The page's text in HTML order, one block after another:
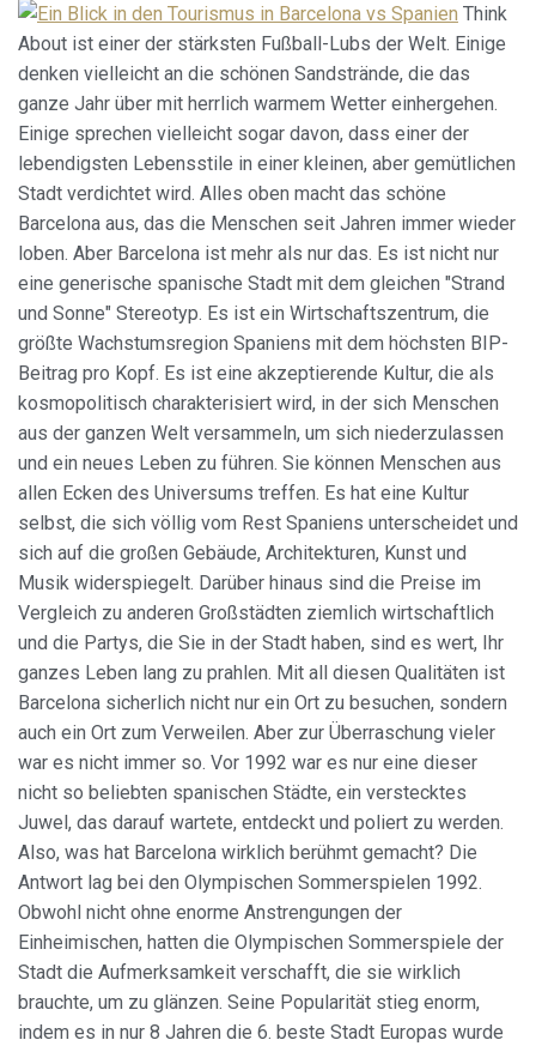
Think
About ist einer der stärksten Fußball-Lubs der Welt. Einige
denken vielleicht an die schönen Sandstrände, die das
ganze Jahr über mit herrlich warmem Wetter einhergehen.
Einige sprechen vielleicht sogar davon, dass einer der
lebendigsten Lebensstile in einer kleinen, aber gemütlichen
Stadt verdichtet wird. Alles oben macht das schöne
Barcelona aus, das die Menschen seit Jahren immer wieder
loben. Aber Barcelona ist mehr als nur das. Es ist nicht nur
eine generische spanische Stadt mit dem gleichen "Strand
und Sonne" Stereotyp. Es ist ein Wirtschaftszentrum, die
größte Wachstumsregion Spaniens mit dem höchsten BIP-
Beitrag pro Kopf. Es ist eine akzeptierende Kultur, die als
kosmopolitisch charakterisiert wird, in der sich Menschen
aus der ganzen Welt versammeln, um sich niederzulassen
und ein neues Leben zu führen. Sie können Menschen aus
allen Ecken des Universums treffen. Es hat eine Kultur
selbst, die sich völlig vom Rest Spaniens unterscheidet und
sich auf die großen Gebäude, Architekturen, Kunst und
Musik widerspiegelt. Darüber hinaus sind die Preise im
Vergleich zu anderen Großstädten ziemlich wirtschaftlich
und die Partys, die Sie in der Stadt haben, sind es wert, Ihr
ganzes Leben lang zu prahlen. Mit all diesen Qualitäten ist
Barcelona sicherlich nicht nur ein Ort zu besuchen, sondern
auch ein Ort zum Verweilen. Aber zur Überraschung vieler
war es nicht immer so. Vor 1992 war es nur eine dieser
nicht so beliebten spanischen Städte, ein verstecktes
Juwel, das darauf wartete, entdeckt und poliert zu werden.
Also, was hat Barcelona wirklich berühmt gemacht? Die
Antwort lag bei den Olympischen Sommerspielen 1992.
Obwohl nicht ohne enorme Anstrengungen der
Einheimischen, hatten die Olympischen Sommerspiele der
Stadt die Aufmerksamkeit verschafft, die sie wirklich
brauchte, um zu glänzen. Seine Popularität stieg enorm,
indem es in nur 8 Jahren die 6. beste Stadt Europas wurde
Cookies ändern
Technik und Funktional
Immer aktiv
Diese Website verwendet eigene Cookies, um
Informationen zu sammeln, um unsere Dienste zu
verbessern. Wenn Sie weiter surfen, akzeptieren Sie deren
Installation. Der Benutzer hat die Möglichkeit, seinen
dass er auf seiner Festplatte installiert wird, obwohl er
bedenken muss, dass dies zu Schwierigkeiten beim
Analytik und Anpassung
Sie ermöglichen die Beobachtung und Analyse des
von Cookies gesammelten Informationen werden
verwendet, um die Aktivität des Webs zu messen, um
Benutzernavigationsprofile zu erstellen, um basierend auf
der Analyse der Nutzungsdaten der Benutzer des Dienstes
Verbesserungen einzuführen. Sie ermöglichen es uns, die
Präferenzinformationen des Benutzers zu speichern, um
die Qualität unserer Dienstleistungen zu verbessern und
durch empfohlene Produkte ein besseres Erlebnis zu
bieten.
Marketing und Publizität
Diese Cookies werden verwendet, um Informationen über
die Präferenzen und persönlichen Entscheidungen des
Benutzers durch die kontinuierliche Beobachtung seiner
Surfgewohnheiten zu speichern. Dank ihnen können wir
die Surfgewohnheiten auf der Website kennen und
Werbung in Bezug auf das Surfprofil des Benutzers
anzeigen.